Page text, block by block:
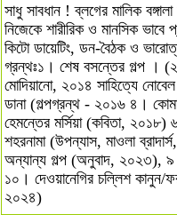
সাধু সাবধান ! ব্লগের মালিক
নিজেকে শারীরিক ও মানসিক
কিটো ডায়েটিং, ডন-বৈঠক ও
গ্রন্থঃ১। শেষ বসন্তের গল্প ।
মোদিয়ানো, ২০১৪ সাহিত্যে
ডানা (গল্পগ্রন্থ - ২০১৬ ৪।
হেমন্তের মর্সিয়া (কবিতা,
শহরনামা (উপন্যাস, মাওলা
অন্যান্য গল্প (অনুবাদ, ২০২৩),
১০। দেওয়ানেগির চল্লিশ
২০২৪)